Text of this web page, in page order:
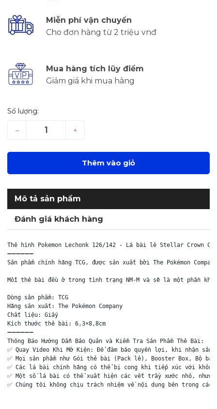
Miễn phí vận chuyển
Cho đơn hàng từ 2 triệu vnđ
Mua hàng tích lũy điểm
Giảm giá khi mua hàng
Số lượng:
– +
Thêm vào giỏ
Mô tả sản phẩm
Đánh giá khách hàng
Thẻ hình Pokemon Lechonk 126/142 - Lá bài lẻ Stellar Crown
➖➖➖➖➖➖
Sản phẩm chính hãng TCG, được sản xuất bởi The Pokémon
Mỗi thẻ bài đều ở trong tình trạng NM-M và sẽ là một phần
Dòng sản phẩm: TCG
Hãng sản xuất: The Pokémon Company
Chất liệu: Giấy
Kích thước thẻ bài: 6,3×8,8cm
➖➖➖➖➖➖
Thông Báo Hướng Dẫn Bảo Quản và Kiểm Tra Sản Phẩm Thẻ Bài:
✅ Quay Video Khi Mở Kiện: Để đảm bảo quyền lợi, khi nhận
✅ Mọi sản phẩm như Gói thẻ bài (Pack lẻ), Booster Box, Bộ
✅ Các lá bài chính hãng có thể bị cong khi tiếp xúc với
✅ Một số lá bài có thể xuất hiện các vết trầy xước nhỏ,
✅ Chúng tôi không chịu trách nhiệm về nội dung bên trong